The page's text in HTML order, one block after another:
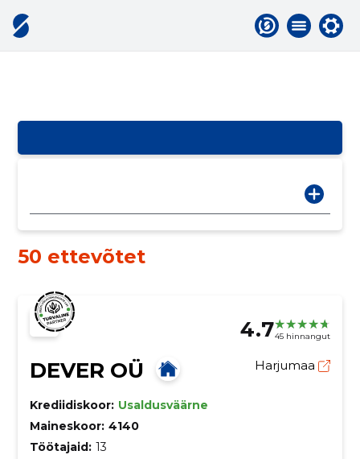
50 ettevõtet
4.745 hinnangut
DEVER OÜ Harjumaa
Krediidiskoor: Usaldusväärne
Maineskoor: 4140
Töötajaid: 13